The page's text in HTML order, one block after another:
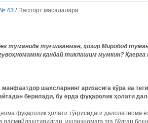
№ 43 / Паспорт масалалари
туманида туғилганман, ҳозир Миробод
қандай тиклашим мумкин?
манфаатдор шахсларнинг аризасига кўра ва
берилади, бу ерда фуқаролик ҳолати
фуқаролик ҳолати тўғрисидаги далолатнома
расмийлаштирилган ишончномага эга бўлган